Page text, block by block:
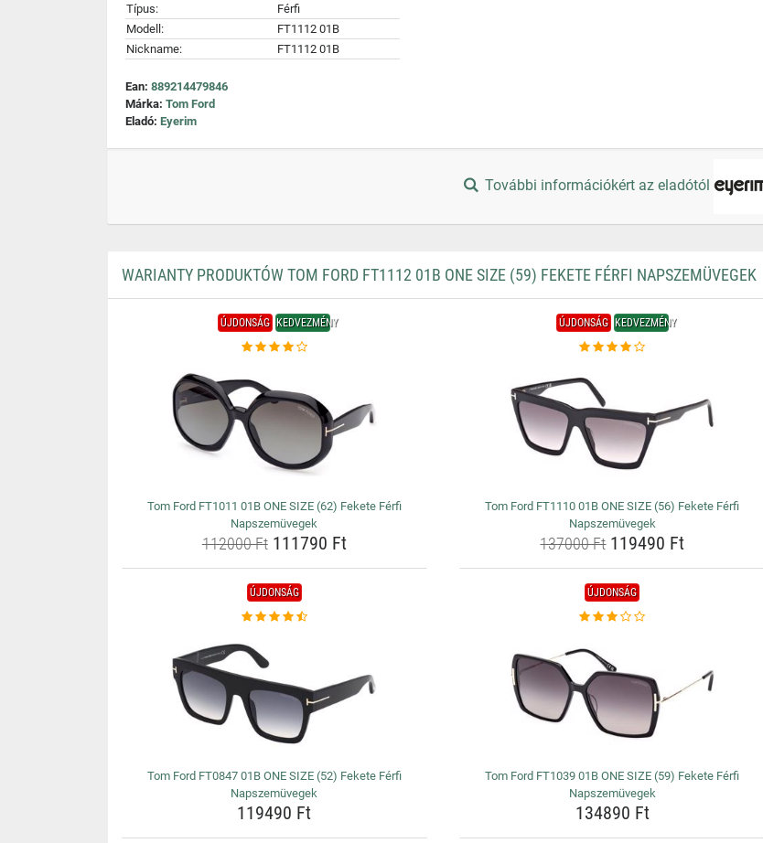
Típus:
Férfi
Modell:
FT1112 01B
Nickname:
FT1112 01B
Ean: 889214479846
Márka: Tom Ford
Eladó: Eyerim
További információkért az eladótól
WARIANTY PRODUKTÓW TOM FORD FT1112 01B ONE SIZE (59) FEKETE FÉRFI NAPSZEMÜVEGEK
ÚJDONSÁG KEDVEZMÉNY
Tom Ford FT1011 01B ONE SIZE (62) Fekete Férfi
Napszemüvegek
112000 Ft111790 Ft
ÚJDONSÁG KEDVEZMÉNY
Tom Ford FT1110 01B ONE SIZE (56) Fekete Férfi
Napszemüvegek
137000 Ft119490 Ft
ÚJDONSÁG
Tom Ford FT0847 01B ONE SIZE (52) Fekete Férfi
Napszemüvegek
119490 Ft
ÚJDONSÁG
Tom Ford FT1039 01B ONE SIZE (59) Fekete Férfi
Napszemüvegek
134890 Ft